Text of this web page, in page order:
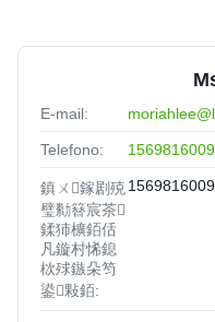
E-mail:
Telefono:
鎮ㄨ鎵剧殑
璧勬簮宸茶
鍒犻櫎銆佸
凡鏇村悕鎴
栨殏鏃朵笉
鍙敤銆: